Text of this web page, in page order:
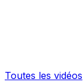
Toutes les vidéos